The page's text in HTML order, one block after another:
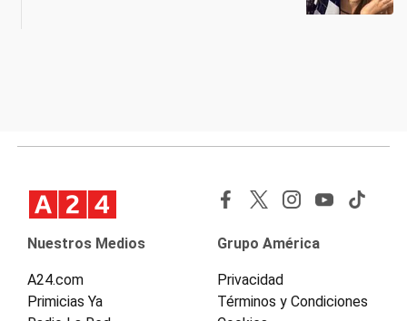
Nuestros Medios
A24.com
Primicias Ya
Grupo América
Privacidad
Términos y Condiciones